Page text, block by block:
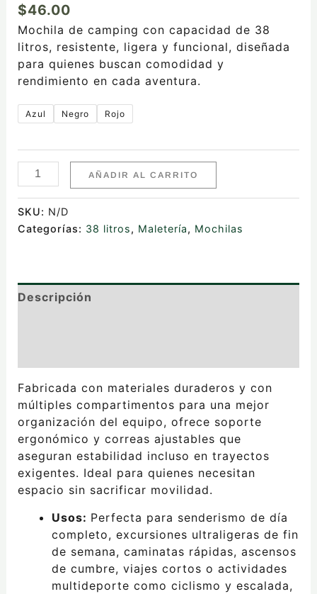
$46.00
Mochila de camping con capacidad de 38
litros, resistente, ligera y funcional, diseñada
para quienes buscan comodidad y
rendimiento en cada aventura.
Azul Negro Rojo
AÑADIR AL CARRITO
SKU: N/D
Categorías: 38 litros, Maletería, Mochilas
Descripción
Fabricada con materiales duraderos y con
múltiples compartimentos para una mejor
organización del equipo, ofrece soporte
ergonómico y correas ajustables que
aseguran estabilidad incluso en trayectos
exigentes. Ideal para quienes necesitan
espacio sin sacrificar movilidad.
Usos: Perfecta para senderismo de día
completo, excursiones ultraligeras de fin
de semana, caminatas rápidas, ascensos
de cumbre, viajes cortos o actividades
multideporte como ciclismo y escalada,